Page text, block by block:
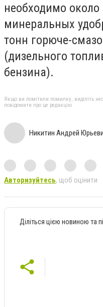
необходимо
минеральных
тонн горюче-
(дизельного
бензина).
Якщо ви помітили помилку, виділіть
повідомити про це редакцію
Никитин Андрей
Авторизуйтесь, щоб оцінити
Діліться цією новиною та